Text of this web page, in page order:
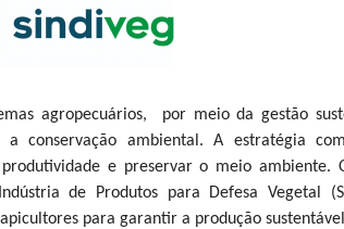
agropecuários, por meio da gestão
conservação ambiental. A estratégia
e preservar o meio ambiente.
de Produtos para Defesa Vegetal
para garantir a produção